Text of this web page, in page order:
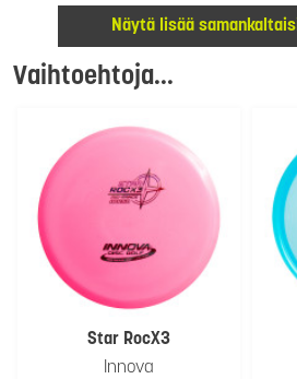
Näytä lisää
Vaihtoehtoja...
Star RocX3
Innova